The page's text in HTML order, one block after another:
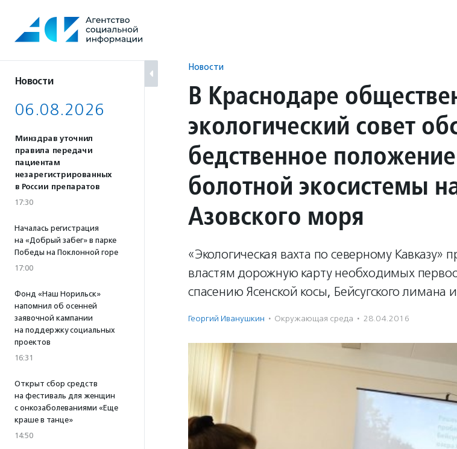
содержанию
Новости
06.08.2026
Минздрав уточнил
правила передачи
пациентам
незарегистрированных
в России препаратов
17:30
Началась регистрация
на «Добрый забег» в парке
Победы на Поклонной горе
17:00
Фонд «Наш Норильск»
напомнил об осенней
заявочной кампании
на поддержку социальных
проектов
16:31
Открыт сбор средств
на фестиваль для женщин
с онкозаболеваниями «Еще
краше в танце»
14:50
Новости
В Краснодаре
экологический совет
бедственное
болотной экосистемы
Азовского моря
«Экологическая вахта по северному
властям дорожную карту необходимых
спасению Ясенской косы, Бейсугского лимана
Георгий Иванушкин · Окружающая среда · 28.04.2016